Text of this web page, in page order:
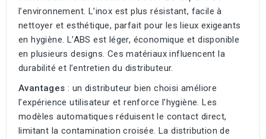
l’environnement. L’inox est plus résistant, facile à
nettoyer et esthétique, parfait pour les lieux exigeants
en hygiène. L’ABS est léger, économique et disponible
en plusieurs designs. Ces matériaux influencent la
durabilité et l’entretien du distributeur.
Avantages : un distributeur bien choisi améliore
l’expérience utilisateur et renforce l’hygiène. Les
modèles automatiques réduisent le contact direct,
limitant la contamination croisée. La distribution de